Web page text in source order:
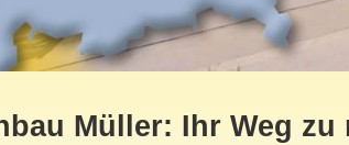
Müller: Ihr Weg